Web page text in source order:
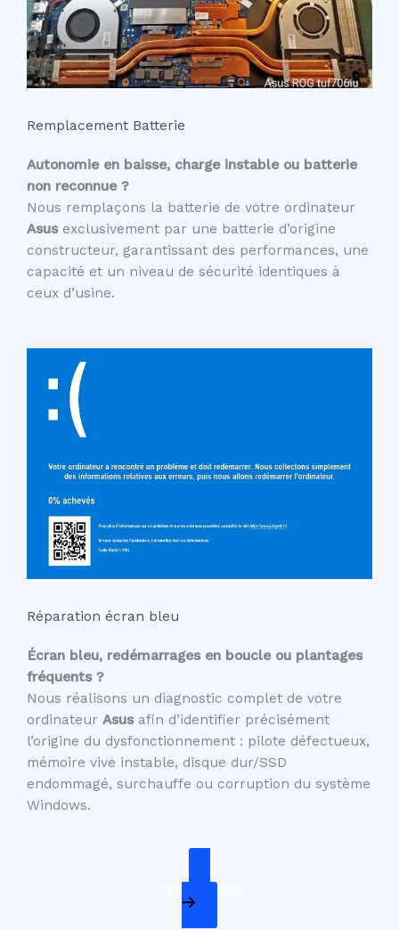
Remplacement Batterie
Autonomie en baisse, charge instable ou batterie
non reconnue ?
Nous remplaçons la batterie de votre ordinateur
Asusexclusivement par une batterie d’origine
constructeur, garantissant des performances, une
capacité et un niveau de sécurité identiques à
ceux d’usine.
Réparation écran bleu
Écran bleu, redémarrages en boucle ou plantages
fréquents ?
Nous réalisons un diagnostic complet de votre
ordinateur Asusafin d’identifier précisément
l’origine du dysfonctionnement : pilote défectueux,
mémoire vive instable, disque dur/SSD
endommagé, surchauffe ou corruption du système
Windows.
Nos Services